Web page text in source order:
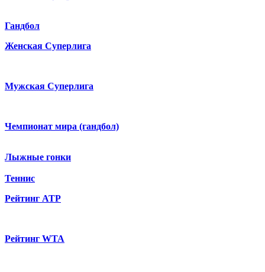
Гандбол
Женская Суперлига
Мужская Суперлига
Чемпионат мира (гандбол)
Лыжные гонки
Теннис
Рейтинг ATP
Рейтинг WTA